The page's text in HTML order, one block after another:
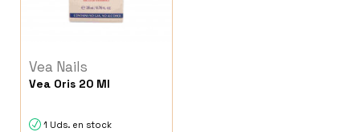
Vea Nails
Vea Oris 20 Ml
1 Uds. en stock